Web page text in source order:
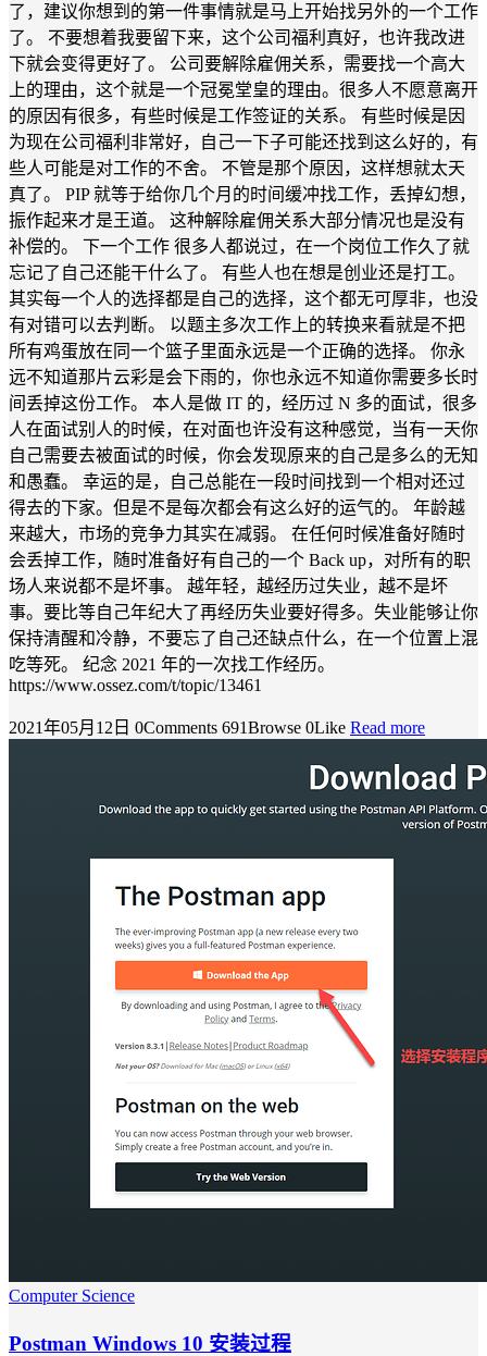
了，建议你想到的第一件事情就是马上开始找另外的一个工作
了。 不要想着我要留下来，这个公司福利真好，也许我改进
下就会变得更好了。 公司要解除雇佣关系，需要找一个高大
上的理由，这个就是一个冠冕堂皇的理由。很多人不愿意离开
的原因有很多，有些时候是工作签证的关系。 有些时候是因
为现在公司福利非常好，自己一下子可能还找到这么好的，有
些人可能是对工作的不舍。 不管是那个原因，这样想就太天
真了。 PIP 就等于给你几个月的时间缓冲找工作，丢掉幻想，
振作起来才是王道。 这种解除雇佣关系大部分情况也是没有
补偿的。 下一个工作 很多人都说过，在一个岗位工作久了就
忘记了自己还能干什么了。 有些人也在想是创业还是打工。
其实每一个人的选择都是自己的选择，这个都无可厚非，也没
有对错可以去判断。 以题主多次工作上的转换来看就是不把
所有鸡蛋放在同一个篮子里面永远是一个正确的选择。 你永
远不知道那片云彩是会下雨的，你也永远不知道你需要多长时
间丢掉这份工作。 本人是做 IT 的，经历过 N 多的面试，很多
人在面试别人的时候，在对面也许没有这种感觉，当有一天你
自己需要去被面试的时候，你会发现原来的自己是多么的无知
和愚蠢。 幸运的是，自己总能在一段时间找到一个相对还过
得去的下家。但是不是每次都会有这么好的运气的。 年龄越
来越大，市场的竞争力其实在减弱。 在任何时候准备好随时
会丢掉工作，随时准备好有自己的一个 Back up，对所有的职
场人来说都不是坏事。 越年轻，越经历过失业，越不是坏
事。要比等自己年纪大了再经历失业要好得多。失业能够让你
保持清醒和冷静，不要忘了自己还缺点什么，在一个位置上混
吃等死。 纪念 2021 年的一次找工作经历。
https://www.ossez.com/t/topic/13461
2021年05月12日 0Comments 691Browse 0Like Read more
Computer Science
Postman Windows 10 安装过程